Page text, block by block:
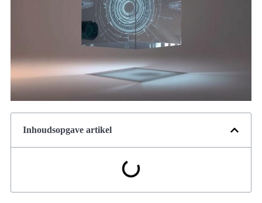
Inhoudsopgave artikel